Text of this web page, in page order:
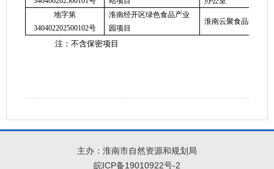
地字第
340402202500102号
淮南经开区绿色食品产业
园项目
淮南云聚食品科技发
注：不含保密项目
主办：淮南市自然资源和规划局
皖ICP备19010922号-2